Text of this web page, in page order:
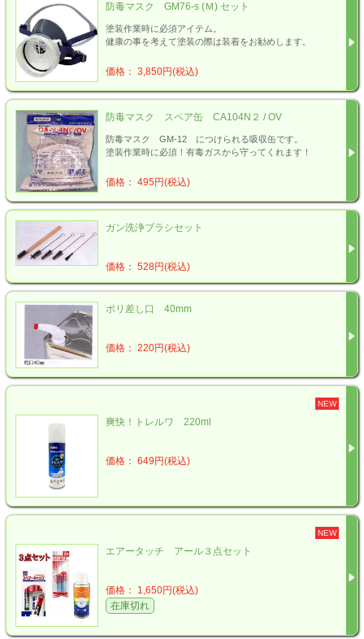
防毒マスク GM76-s (Ｍ) セット
塗装作業時に必須アイテム。
健康の事を考えて塗装の際は装着をお勧めします。
価格： 3,850円(税込)
防毒マスク スペア缶 CA104N２ / OV
防毒マスク GM-12 につけられる吸収缶です。
塗装作業時に必須！有毒ガスから守ってくれます！
価格： 495円(税込)
ガン洗浄ブラシセット
価格： 528円(税込)
ポリ差し口 40mm
価格： 220円(税込)
NEW
爽快！トレルワ 220ml
価格： 649円(税込)
NEW
エアータッチ アール３点セット
価格： 1,650円(税込)
在庫切れ